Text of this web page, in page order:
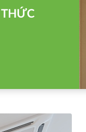
THỨC